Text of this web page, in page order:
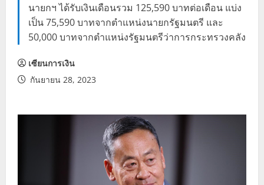
นายกฯ ได้รับเงินเดือนรวม 125,590 บาทต่อเดือน แบ่ง
เป็น 75,590 บาทจากตำแหน่งนายกรัฐมนตรี และ
50,000 บาทจากตำแหน่งรัฐมนตรีว่าการกระทรวงคลัง
เซียนการเงิน
กันยายน 28, 2023